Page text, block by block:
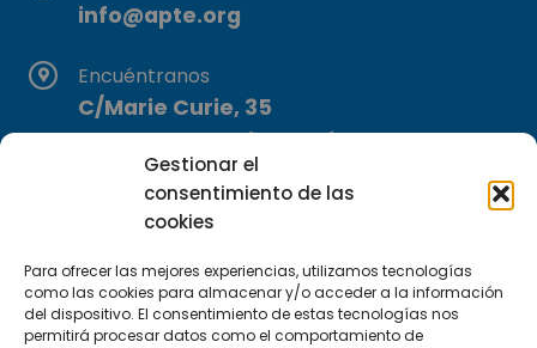
Gestionar el
consentimiento de las
cookies
Para ofrecer las mejores experiencias, utilizamos tecnologías
como las cookies para almacenar y/o acceder a la información
del dispositivo. El consentimiento de estas tecnologías nos
permitirá procesar datos como el comportamiento de
info@apte.org
Encuéntranos
C/Marie Curie, 35
29590 Campanillas, Málaga
Suscríbete a nuestra Newsletter